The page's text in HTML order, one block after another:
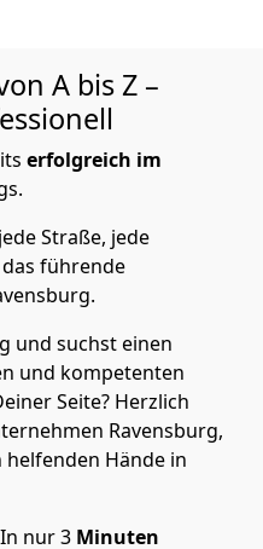
A bis Z –
erfolgreich im
Straße, jede
führende
und suchst einen
und kompetenten
Seite? Herzlich
Ravensburg,
Hände in
nur 3 Minuten